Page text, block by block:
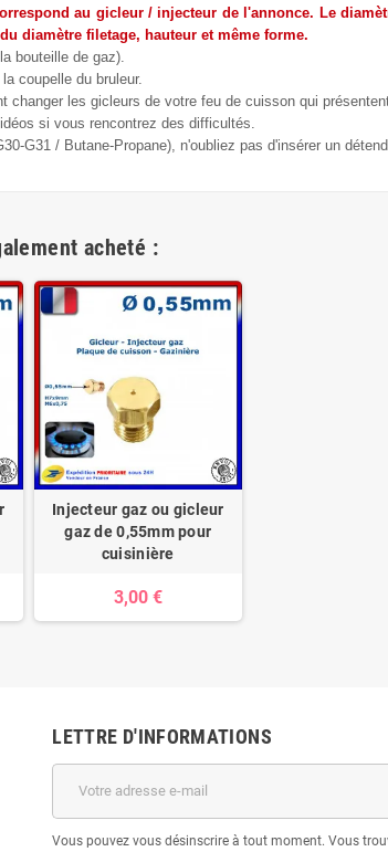
au gicleur / injecteur de l'annonce. Le
diamètre filetage, hauteur et même forme.
bouteille de gaz).
coupelle du bruleur.
les gicleurs de votre feu de cuisson qui
si vous rencontrez des difficultés.
G31 / Butane-Propane), n'oubliez pas d'insérer un
acheté :
Injecteur gaz ou gicleur
gaz de 0,55mm pour
cuisinière
3,00 €
LETTRE D'INFORMATIONS
Vous pouvez vous désinscrire à tout moment. Vous